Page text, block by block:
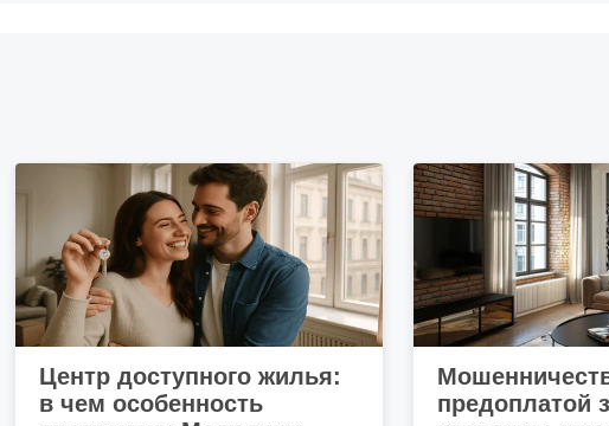
Центр доступного жилья:
в чем особенность
предоплатой